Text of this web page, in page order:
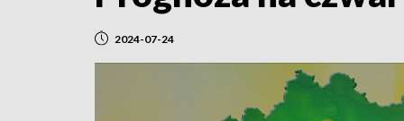
2024-07-24